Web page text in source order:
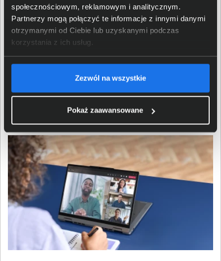
społecznościowym, reklamowym i analitycznym.
Partnerzy mogą połączyć te informacje z innymi danymi
otrzymanymi od Ciebie lub uzyskanymi podczas
korzystania z ich usług.
Zezwól na wszystkie
Pokaż zaawansowane
Zrównoważony wybór
Laptop spełnia normy środowiskowe ENERGY STAR® 9.0,
nowoczesnym komponentom i energooszczędnym
rozwiązaniom, ThinkBook 14 2-in-1 Gen 5 IAU to sprzęt,
który wspiera nie tylko produktywność, ale także